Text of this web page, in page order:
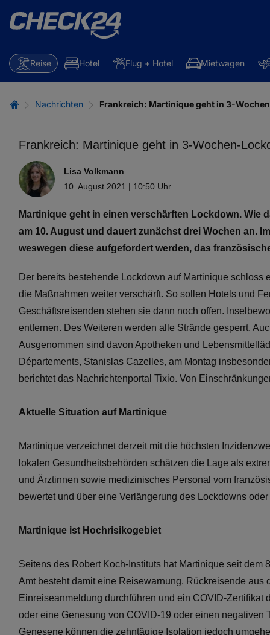
Reise Hotel Flug + Hotel Mietwagen
Nachrichten Frankreich: Martinique geht in 3-
Frankreich: Martinique geht in 3-Wochen-
Lisa Volkmann
10. August 2021 | 10:50 Uhr
Martinique geht in einen verschärften Lockdown. Wie
am 10. August und dauert zunächst drei Wochen an.
weswegen diese aufgefordert werden, das
Der bereits bestehende Lockdown auf Martinique
die Maßnahmen weiter verschärft. So sollen Hotels und
Geschäftsreisenden stehen sie dann noch offen.
entfernen. Des Weiteren werden alle Strände gesperrt.
Ausgenommen sind davon Apotheken und
Départements, Stanislas Cazelles, am Montag
berichtet das Nachrichtenportal Tixio. Von
Aktuelle Situation auf Martinique
Martinique verzeichnet derzeit mit die höchsten
lokalen Gesundheitsbehörden schätzen die Lage als
und Ärztinnen sowie medizinisches Personal vom
bewertet und über eine Verlängerung des Lockdowns
Martinique ist Hochrisikogebiet
Seitens des Robert Koch-Instituts hat Martinique seit
Amt besteht damit eine Reisewarnung. Rückreisende
Einreiseanmeldung durchführen und ein COVID-
oder eine Genesung von COVID-19 oder einen
Genesene können die zehntägige Isolation jedoch